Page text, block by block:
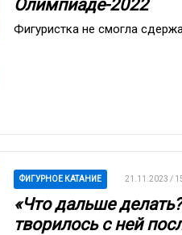
Олимпиаде-2022
Фигуристка не смогла
ФИГУРНОЕ КАТАНИЕ 21.11.2023 /
«Что дальше
творилось с ней